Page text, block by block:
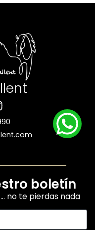
boletín
no te pierdas nada